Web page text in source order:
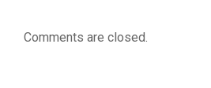
Comments are closed.